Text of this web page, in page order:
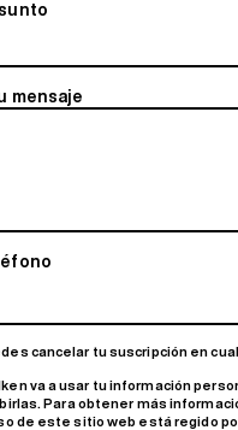
mensaje
cancelar tu suscripción en
va a usar tu información
Para obtener más
de este sitio web está regido